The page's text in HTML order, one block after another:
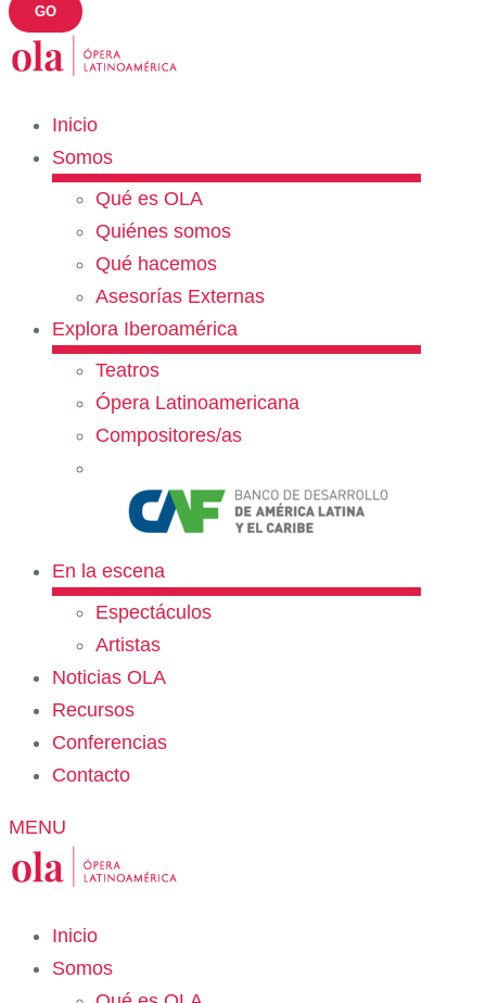
Inicio
Somos
Qué es OLA
Quiénes somos
Qué hacemos
Asesorías Externas
Explora Iberoamérica
Teatros
Ópera Latinoamericana
Compositores/as
En la escena
Espectáculos
Artistas
Noticias OLA
Recursos
Conferencias
Contacto
MENU
Inicio
Somos